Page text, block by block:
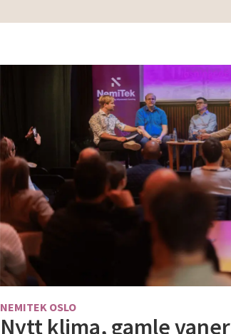
NEMITEK OSLO
Nytt klima, gamle